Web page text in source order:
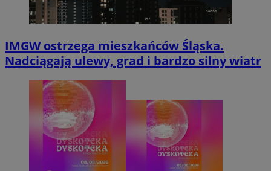
IMGW ostrzega mieszkańców Śląska.
Nadciągają ulewy, grad i bardzo silny wiatr